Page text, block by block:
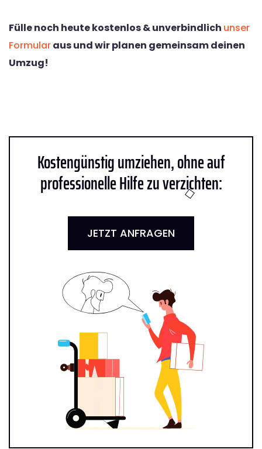
Fülle noch heute kostenlos & unverbindlich unser
Formularaus und wir planen gemeinsam deinen
Umzug!
Kostengünstig umziehen, ohne auf
professionelle Hilfe zu verzichten:
JETZT ANFRAGEN